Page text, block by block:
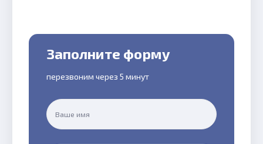
Заполните форму
перезвоним через 5 минут
Ваше имя